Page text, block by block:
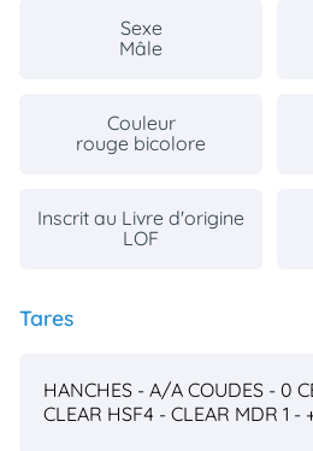
Sexe
Mâle
Couleur
rouge bicolore
Inscrit au Livre d'origine
LOF
Tares
HANCHES - A/A COUDES - 0
CLEAR HSF4 - CLEAR MDR 1 -